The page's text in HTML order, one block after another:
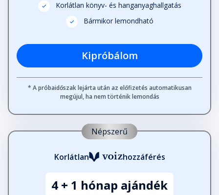
Korlátlan könyv- és hanganyaghallgatás
Bármikor lemondható
Kipróbálom
* A próbaidőszak lejárta után az előfizetés automatikusan
megújul, ha nem történik lemondás
Népszerű
Korlátlan hozzáférés
4 + 1 hónap ajándék